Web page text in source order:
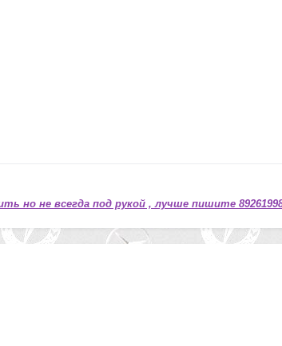
но не всегда под рукой , лучше пишите